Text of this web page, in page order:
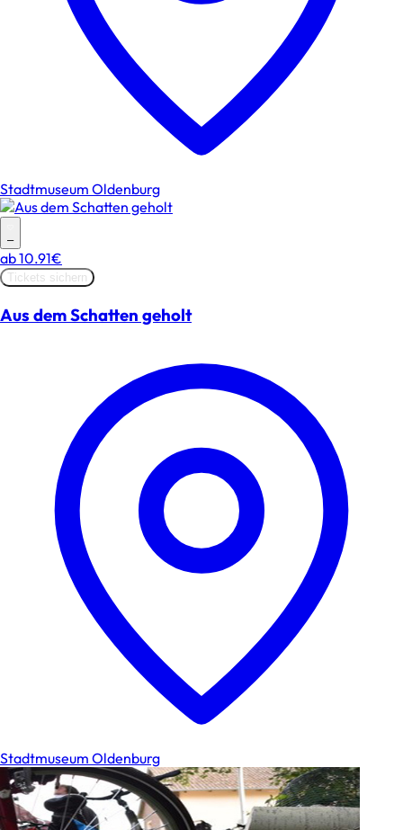
Stadtmuseum Oldenburg
–
ab10.91€
Tickets sichern
Aus dem Schatten geholt
Stadtmuseum Oldenburg